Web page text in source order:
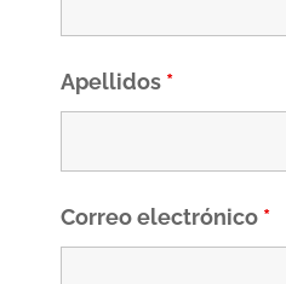
Apellidos *
Correo electrónico *